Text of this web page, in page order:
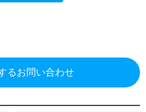
るお問い合わせ